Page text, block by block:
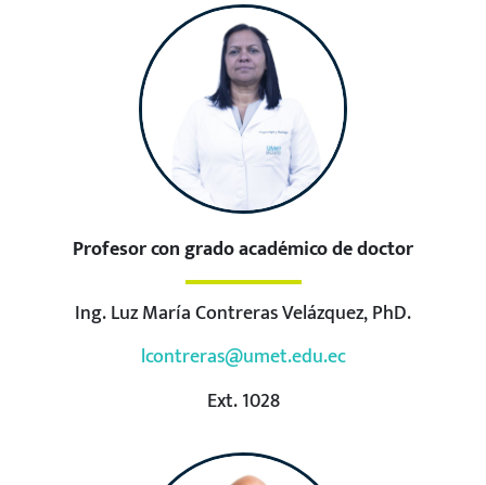
Profesor con grado académico de doctor
Ing. Luz María Contreras Velázquez, PhD.
lcontreras@umet.edu.ec
Ext. 1028